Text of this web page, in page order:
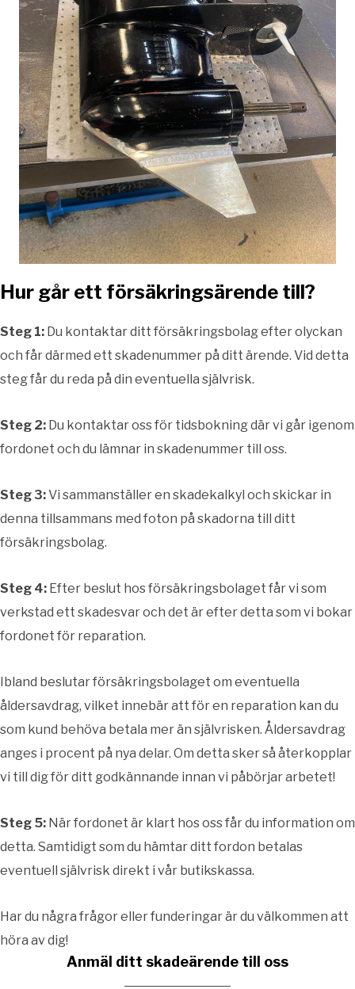
Hur går ett försäkringsärende till?
Steg 1: Du kontaktar ditt försäkringsbolag efter olyckan
och får därmed ett skadenummer på ditt ärende. Vid detta
steg får du reda på din eventuella självrisk.
Steg 2: Du kontaktar oss för tidsbokning där vi går igenom
fordonet och du lämnar in skadenummer till oss.
Steg 3:Vi sammanställer en skadekalkyl och skickar in
denna tillsammans med foton på skadorna till ditt
försäkringsbolag.
Steg 4: Efter beslut hos försäkringsbolaget får vi som
verkstad ett skadesvar och det är efter detta som vi bokar
fordonet för reparation.
Ibland beslutar försäkringsbolaget om eventuella
åldersavdrag, vilket innebär att för en reparation kan du
som kund behöva betala mer än självrisken. Åldersavdrag
anges i procent på nya delar. Om detta sker så återkopplar
vi till dig för ditt godkännande innan vi påbörjar arbetet!
Steg 5: När fordonet är klart hos oss får du information om
detta. Samtidigt som du hämtar ditt fordon betalas
eventuell självrisk direkt i vår butikskassa.
Har du några frågor eller funderingar är du välkommen att
höra av dig!
Anmäl ditt skadeärende till oss